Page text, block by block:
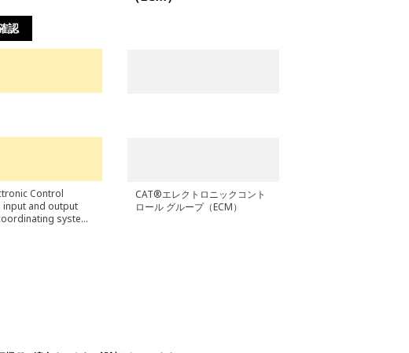
認
Control
input and output
system
CAT®エレクトロニックコント
ロール グループ（ECM）